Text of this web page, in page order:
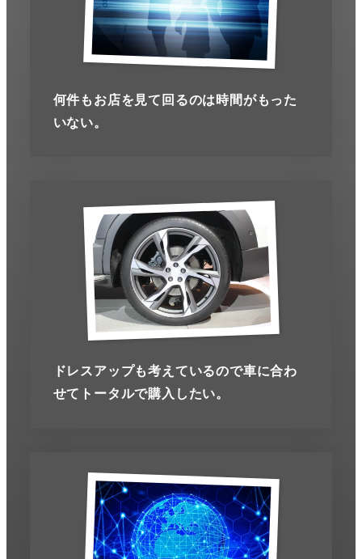
何件もお店を見て回るのは時間がもった
いない。
ドレスアップも考えているので車に合わ
せてトータルで購入したい。